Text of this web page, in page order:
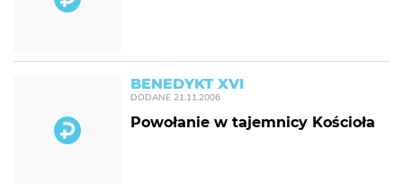
BENEDYKT XVI
DODANE 21.11.2006
Powołanie w tajemnicy Kościoła